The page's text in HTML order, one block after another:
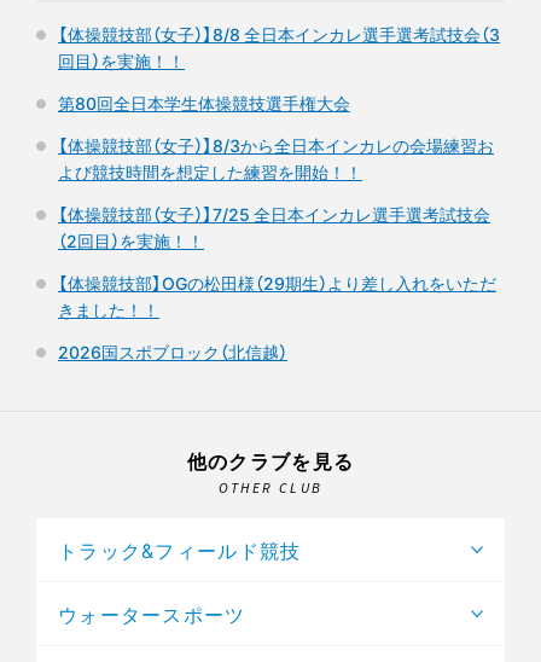
【体操競技部（女子）】8/8 全日本インカレ選手選考試技会（3
回目）を実施！！
第80回全日本学生体操競技選手権大会
【体操競技部（女子）】8/3から全日本インカレの会場練習お
よび競技時間を想定した練習を開始！！
【体操競技部（女子）】7/25 全日本インカレ選手選考試技会
（2回目）を実施！！
【体操競技部】OGの松田様（29期生）より差し入れをいただ
きました！！
2026国スポブロック（北信越）
他のクラブを見る
OTHER CLUB
トラック&フィールド競技
ウォータースポーツ